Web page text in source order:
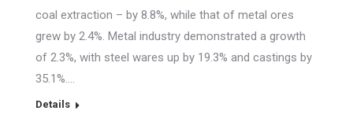
coal extraction – by 8.8%, while that of metal ores
grew by 2.4%. Metal industry demonstrated a growth
of 2.3%, with steel wares up by 19.3% and castings by
35.1%.…
Details